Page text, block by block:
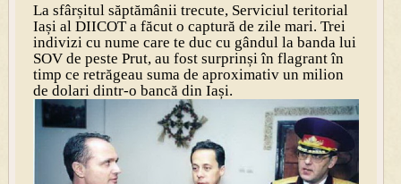
La sfârșitul săptămânii trecute, Serviciul teritorial
Iași al DIICOT a făcut o captură de zile mari. Trei
indivizi cu nume care te duc cu gândul la banda lui
SOV de peste Prut, au fost surprinși în flagrant în
timp ce retrăgeau suma de aproximativ un milion
de dolari dintr-o bancă din Iași.